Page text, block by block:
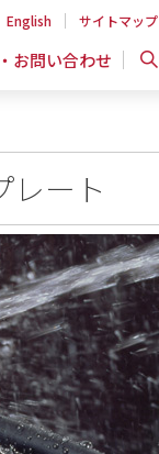
English サイトマップ
お問い合わせ
レート